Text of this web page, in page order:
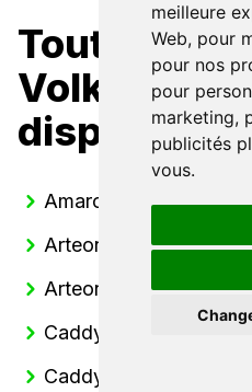
meilleure
Web, pour
pour nos
pour
marketing,
publicités
vous.
Toutes nos
disponibles
Amarok
Arteon
Arteon break
Caddy
Caddy California